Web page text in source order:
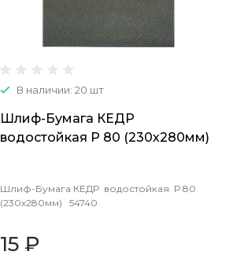
В наличии: 20 шт
Шлиф-Бумага КЕДР
водостойкая Р 80 (230х280мм)
Шлиф-Бумага КЕДР водостойкая Р 80
(230х280мм) 54740
15 ₽